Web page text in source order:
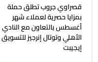
قصراوي جروب تطلق حملة
بمزايا حصرية لعملاء شهر
أغسطس بالتعاون مع النادي
الأهلي وتوتال إنرجيز للتسويق
إيجيبت